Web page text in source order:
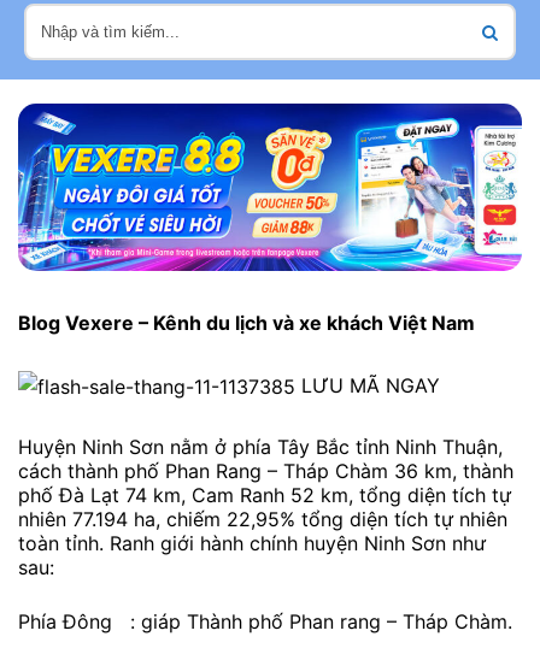
Blog Vexere – Kênh du lịch và xe khách Việt Nam
LƯU MÃ NGAY
Huyện Ninh Sơn nằm ở phía Tây Bắc tỉnh Ninh Thuận,
cách thành phố Phan Rang – Tháp Chàm 36 km, thành
phố Đà Lạt 74 km, Cam Ranh 52 km, tổng diện tích tự
nhiên 77.194 ha, chiếm 22,95% tổng diện tích tự nhiên
toàn tỉnh. Ranh giới hành chính huyện Ninh Sơn như
sau:
Phía Đông : giáp Thành phố Phan rang – Tháp Chàm.